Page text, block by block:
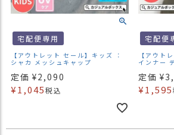
宅配便専用
【アウトレット セール】キッズ ：
シャカ メッシュキャップ
定価 ¥2,090
¥1,045税込
宅配便
【アウト
インナー
定価 ¥
¥1,595